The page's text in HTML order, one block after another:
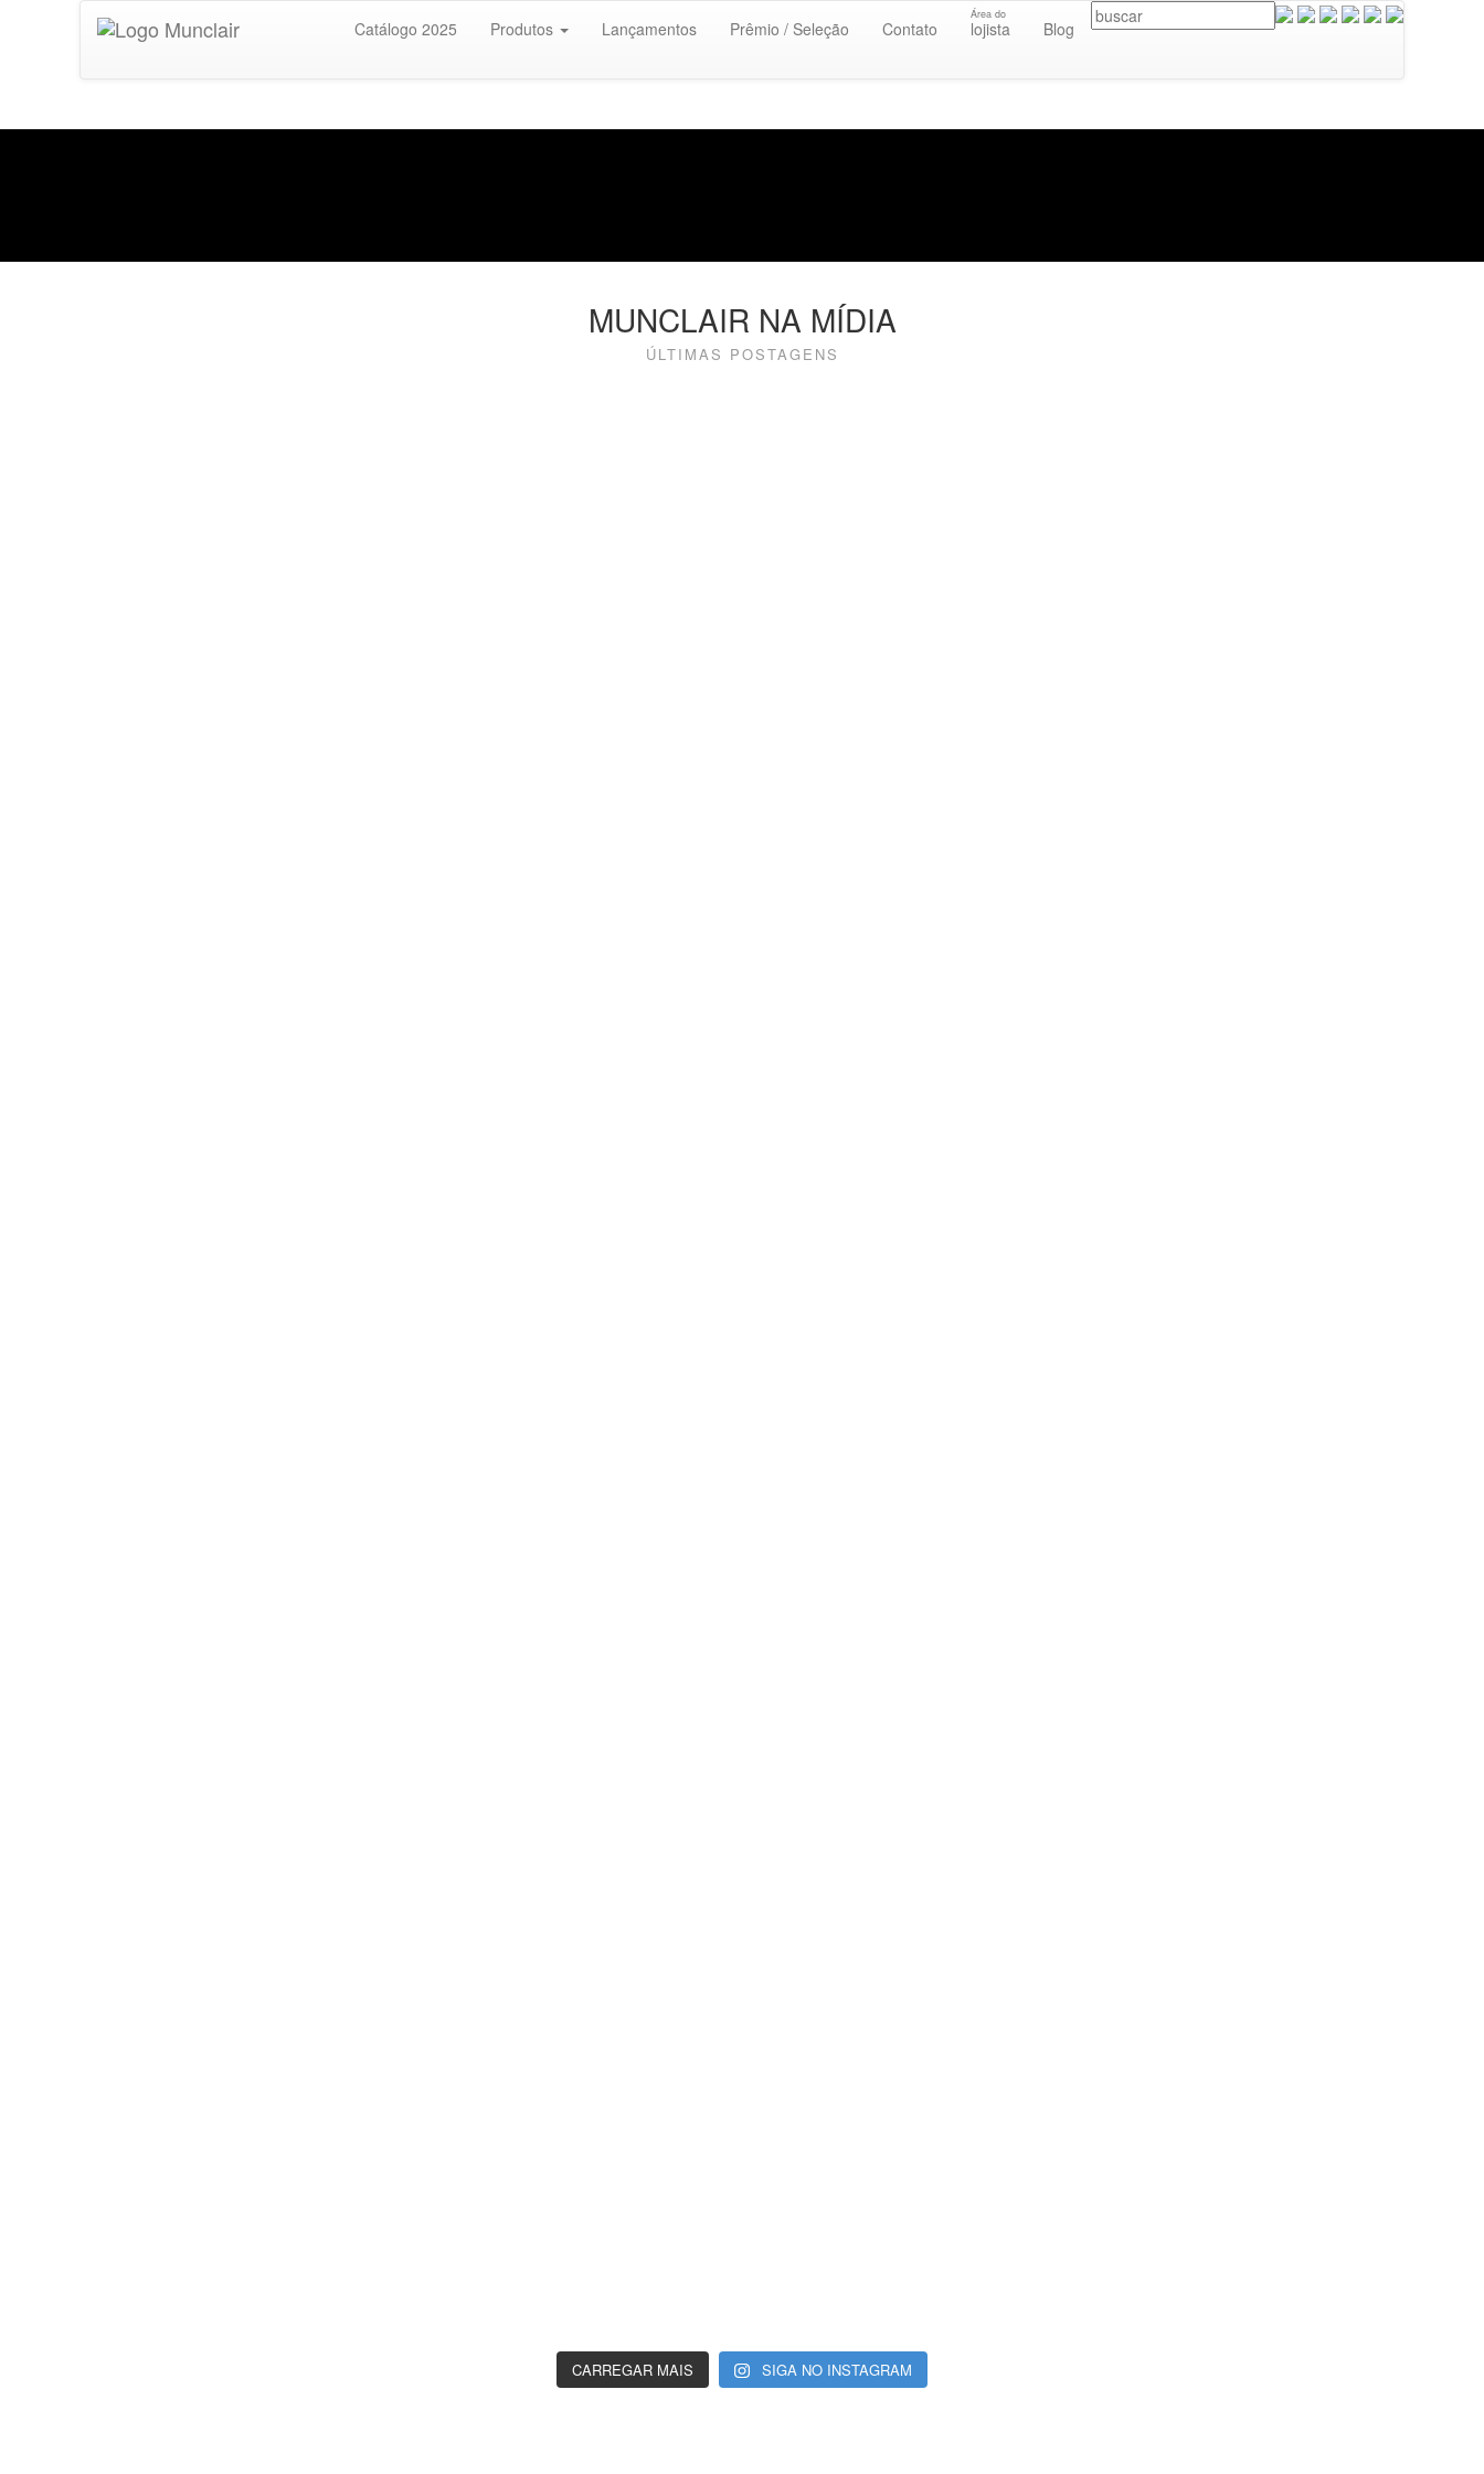
Catálogo 2025 Produtos Lançamentos Prêmio / Seleção Contato
Área do
lojista Blog
MUNCLAIR NA MÍDIA
ÚLTIMAS POSTAGENS
CARREGAR MAIS SIGA NO INSTAGRAM